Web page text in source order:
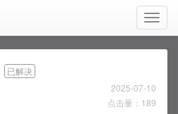
已解决
2025-07-10
点击量：189